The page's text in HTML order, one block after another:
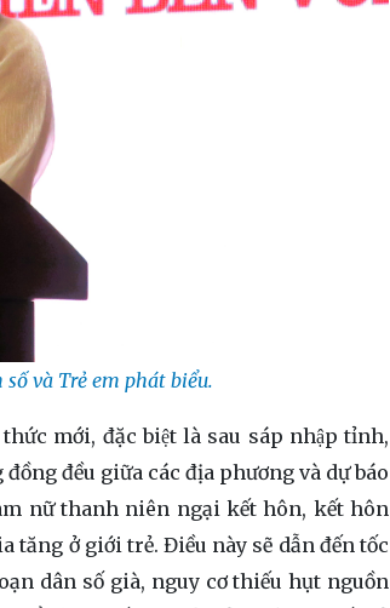
và Trẻ em phát biểu.
mới, đặc biệt là sau sáp nhập tỉnh,
đều giữa các địa phương và dự báo
nữ thanh niên ngại kết hôn, kết hôn
ở giới trẻ. Điều này sẽ dẫn đến tốc
dân số già, nguy cơ thiếu hụt nguồn